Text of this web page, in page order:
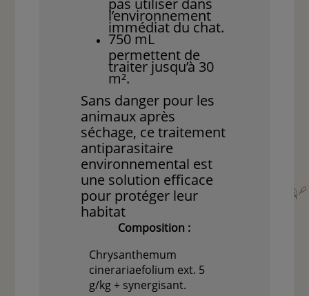
l’environnement
immédiat du chat.
750 mL
permettent de
traiter jusqu’à 30
m².
Sans danger pour les
animaux après
séchage, ce traitement
antiparasitaire
environnemental est
une solution efficace
pour protéger leur
habitat
Composition :
Chrysanthemum
cinerariaefolium ext. 5
g/kg + synergisant.